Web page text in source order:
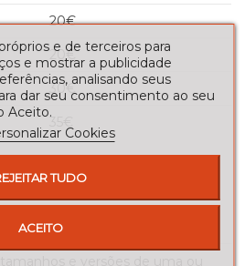
20€
20€
30€
35€
Adicionar à Lista de desejos
e de terceiros para
e mostrar a publicidade
analisando seus
dar seu consentimento ao seu
Aceito.
Cookies
TUDO
ACEITO